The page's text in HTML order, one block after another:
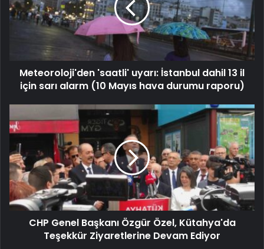
Meteoroloji'den 'saatli' uyarı: İstanbul dahil 13 il
için sarı alarm (10 Mayıs hava durumu raporu)
CHP Genel Başkanı Özgür Özel, Kütahya'da
Teşekkür Ziyaretlerine Devam Ediyor